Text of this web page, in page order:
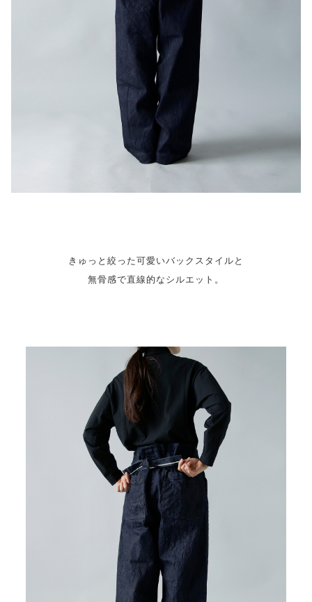
きゅっと絞った可愛いバックスタイルと
無骨感で直線的なシルエット。